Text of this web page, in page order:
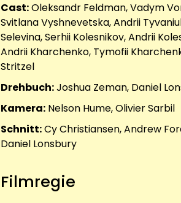
Cast:Oleksandr Feldman, Vadym
Svitlana Vyshnevetska, Andrii
Selevina, Serhii Kolesnikov, Andrii
Andrii Kharchenko, Tymofii
Stritzel
Drehbuch:Joshua Zeman, Daniel
Kamera: Nelson Hume, Olivier Sarbil
Schnitt:Cy Christiansen, Andrew
Daniel Lonsbury
Filmregie